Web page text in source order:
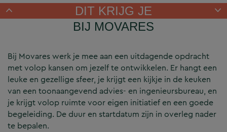
DIT KRIJG JE
BIJ MOVARES
Bij Movares werk je mee aan een uitdagende opdracht
met volop kansen om jezelf te ontwikkelen. Er hangt een
leuke en gezellige sfeer, je krijgt een kijkje in de keuken
van een toonaangevend advies- en ingenieursbureau, en
je krijgt volop ruimte voor eigen initiatief en een goede
begeleiding. De duur en startdatum zijn in overleg nader
te bepalen.